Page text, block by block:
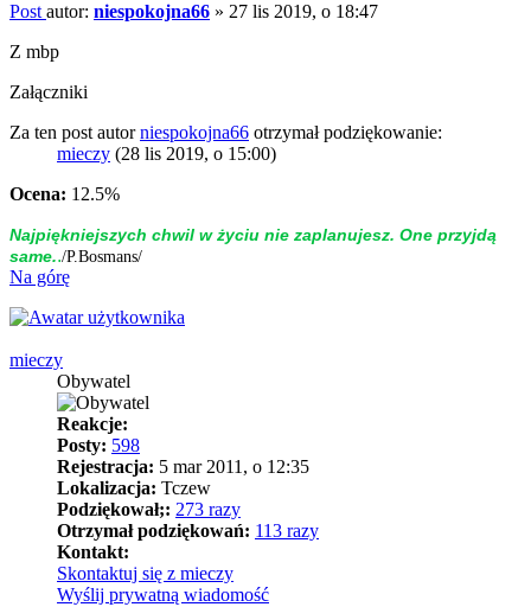
Post autor: niespokojna66 » 27 lis 2019, o 18:47
Z mbp
Załączniki
Za ten post autorniespokojna66 otrzymał podziękowanie:
mieczy (28 lis 2019, o 15:00)
Ocena: 12.5%
Naj­piękniej­szych chwil w życiu nie zap­la­nujesz. One przyjdą
same../P.Bosmans/
Na górę
mieczy
Obywatel
Reakcje:
Posty: 598
Rejestracja: 5 mar 2011, o 12:35
Lokalizacja: Tczew
Podziękował;: 273 razy
Otrzymał podziękowań: 113 razy
Kontakt:
Skontaktuj się z mieczy
Wyślij prywatną wiadomość